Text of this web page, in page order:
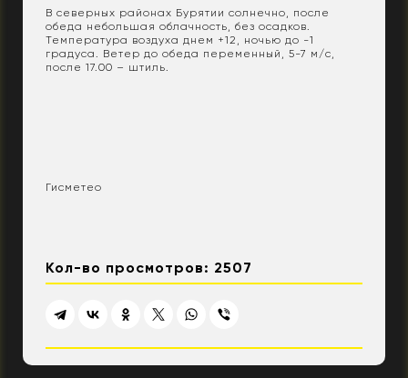
В северных районах Бурятии солнечно, после
обеда небольшая облачность, без осадков.
Температура воздуха днем +12, ночью до -1
градуса. Ветер до обеда переменный, 5-7 м/с,
после 17.00 – штиль.
Гисметео
Кол-во просмотров: 2507